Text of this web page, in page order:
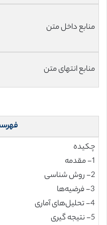
منابع داخل متن
منابع انتهای متن
چکیده
1- مقدمه
2- روش شناسی
3- فرضیه‌ها
4- تحلیل‌های آماری
5- نتیجه گیری